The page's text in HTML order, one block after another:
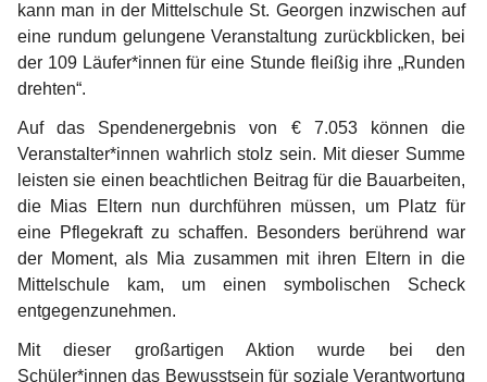
kann man in der Mittelschule St. Georgen inzwischen auf
eine rundum gelungene Veranstaltung zurückblicken, bei
der 109 Läufer*innen für eine Stunde fleißig ihre „Runden
drehten“.
Auf das Spendenergebnis von € 7.053 können die
Veranstalter*innen wahrlich stolz sein. Mit dieser Summe
leisten sie einen beachtlichen Beitrag für die Bauarbeiten,
die Mias Eltern nun durchführen müssen, um Platz für
eine Pflegekraft zu schaffen. Besonders berührend war
der Moment, als Mia zusammen mit ihren Eltern in die
Mittelschule kam, um einen symbolischen Scheck
entgegenzunehmen.
Mit dieser großartigen Aktion wurde bei den
Schüler*innen das Bewusstsein für soziale Verantwortung